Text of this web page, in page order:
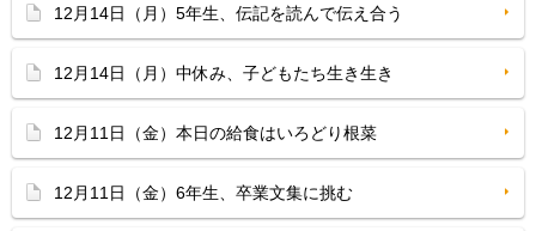
12月14日（月）5年生、伝記を読んで伝え合う
12月14日（月）中休み、子どもたち生き生き
12月11日（金）本日の給食はいろどり根菜
12月11日（金）6年生、卒業文集に挑む